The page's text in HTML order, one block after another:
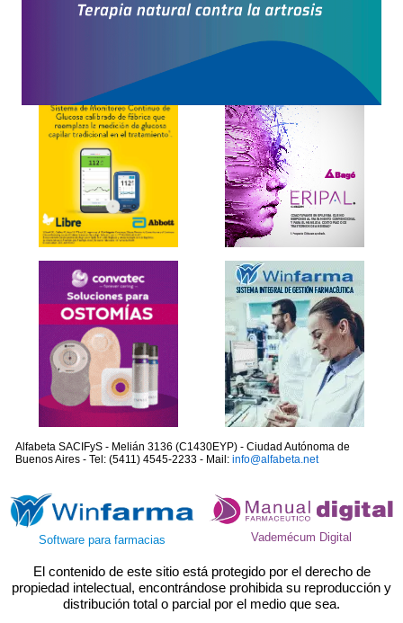
Otros productos conproducto cosmético
Alfabeta SACIFyS - Melián 3136 (C1430EYP) - Ciudad Autónoma de
Buenos Aires - Tel: (5411) 4545-2233 - Mail: info@alfabeta.net
Software para farmacias Vademécum Digital
El contenido de este sitio está protegido por el derecho de
propiedad intelectual, encontrándose prohibida su reproducción y
distribución total o parcial por el medio que sea.